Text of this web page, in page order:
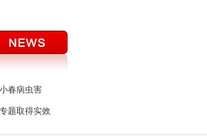
春病虫害
题取得实效